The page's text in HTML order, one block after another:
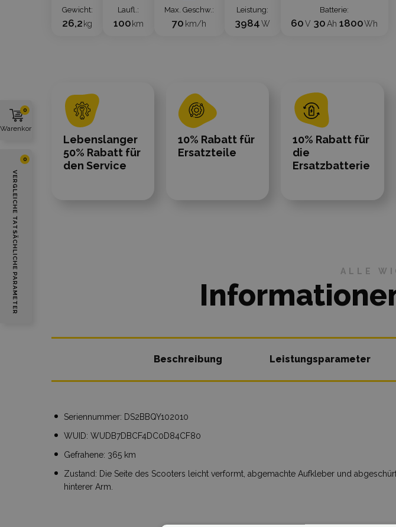
Gewicht
26,2 kg
Laufl.
100 km
Max. Geschw.
70 km/h
Leistung
3984W
Batterie
60V 30Ah 1800Wh
Lebenslanger
50% Rabatt für
den Service
10% Rabatt für
Ersatzteile
10% Rabatt für
die
Ersatzbatterie
ALLE
Beschreibung Leistungsparameter
Seriennummer: DS2BBQY102010
WUID: WUDB7DBCF4DC0D84CF80
Gefrahene: 365 km
Zustand: Die Seite des Scooters leicht verformt, abgemachte Aufkleber und
hinterer Arm.
Warenkorb
0
VERGLEICHE TATSÄCHLICHE PARAMETER
0